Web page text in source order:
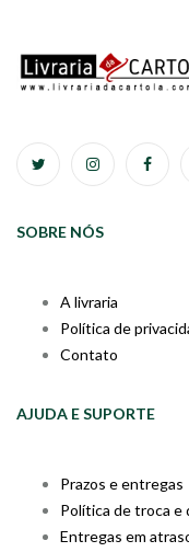
SOBRE NÓS
A livraria
Política de
Contato
AJUDA E SUPORTE
Prazos e entregas
Política de troca e
Entregas em